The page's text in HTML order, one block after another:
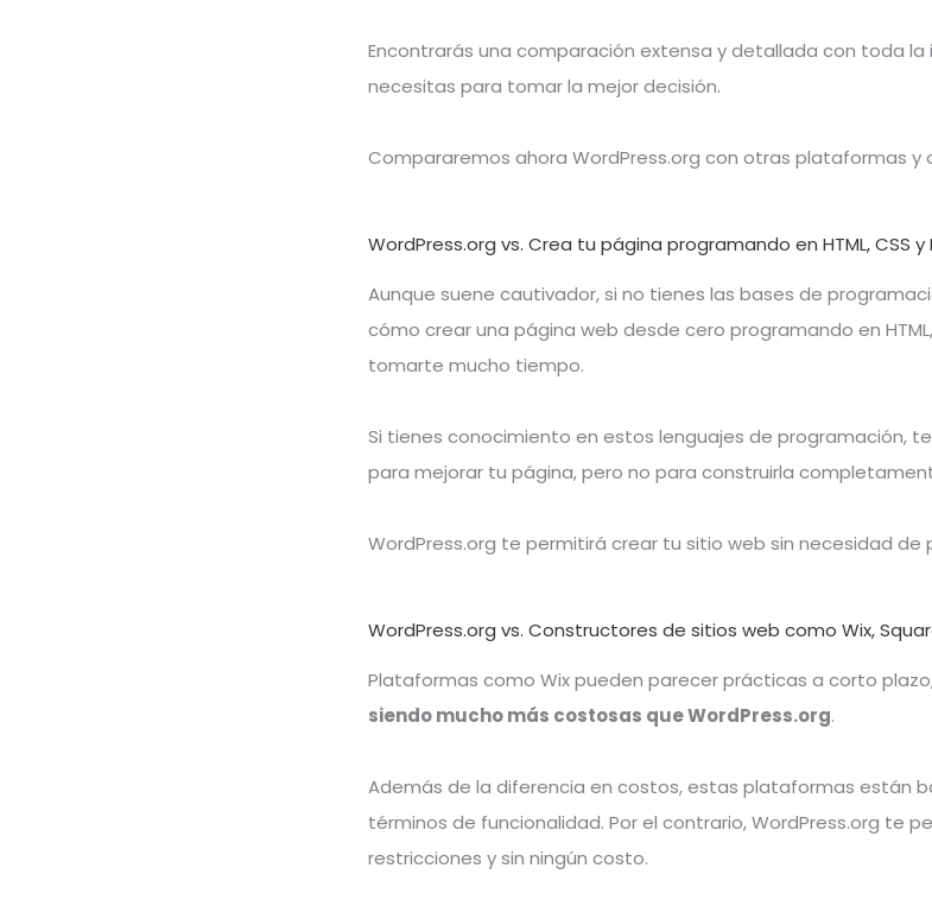
Encontrarás una comparación extensa y detallada con toda la
necesitas para tomar la mejor decisión.
Compararemos ahora WordPress.org con otras plataformas y
WordPress.org vs. Crea tu página programando en HTML, CSS y
Aunque suene cautivador, si no tienes las bases de
cómo crear una página web desde cero programando en HTML,
tomarte mucho tiempo.
Si tienes conocimiento en estos lenguajes de programación,
para mejorar tu página, pero no para construirla
WordPress.org te permitirá crear tu sitio web sin necesidad de
WordPress.org vs. Constructores de sitios web como Wix,
Plataformas como Wix pueden parecer prácticas a corto
siendo mucho más costosas que WordPress.org.
Además de la diferencia en costos, estas plataformas están
términos de funcionalidad. Por el contrario, WordPress.org te
restricciones y sin ningún costo.